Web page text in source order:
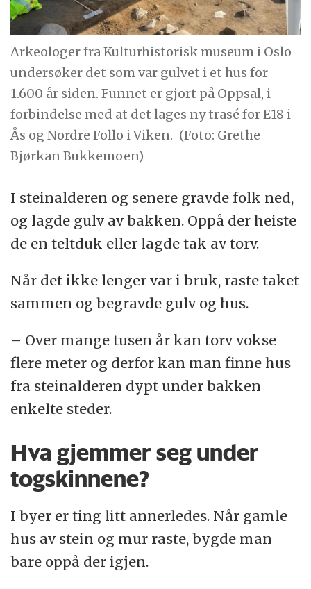
Arkeologer fra Kulturhistorisk museum i Oslo
undersøker det som var gulvet i et hus for
1.600 år siden. Funnet er gjort på Oppsal, i
forbindelse med at det lages ny trasé for E18 i
Ås og Nordre Follo i Viken. (Foto: Grethe
Bjørkan Bukkemoen)
I steinalderen og senere gravde folk ned,
og lagde gulv av bakken. Oppå der heiste
de en teltduk eller lagde tak av torv.
Når det ikke lenger var i bruk, raste taket
sammen og begravde gulv og hus.
– Over mange tusen år kan torv vokse
flere meter og derfor kan man finne hus
fra steinalderen dypt under bakken
enkelte steder.
Hva gjemmer seg under
togskinnene?
I byer er ting litt annerledes. Når gamle
hus av stein og mur raste, bygde man
bare oppå der igjen.